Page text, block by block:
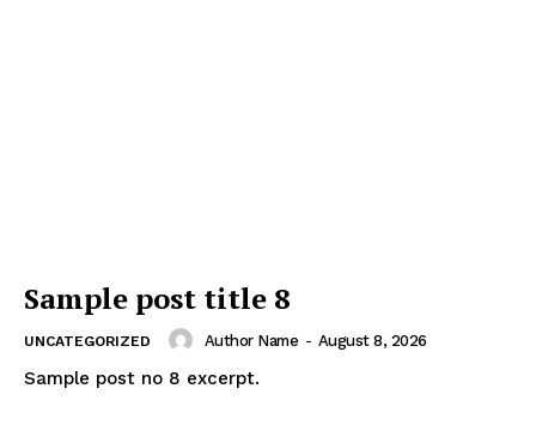
Sample post title 8
UNCATEGORIZED Author Name - August 8, 2026
Sample post no 8 excerpt.